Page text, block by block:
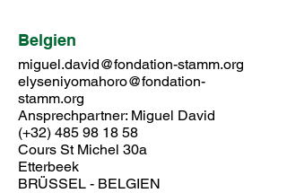
Belgien
miguel.david@fondation-stamm.org
elyseniyomahoro@fondation-
stamm.org
Ansprechpartner: Miguel David
(+32) 485 98 18 58
Cours St Michel 30a
Etterbeek
BRÜSSEL - BELGIEN